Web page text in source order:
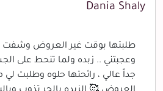
Dania Shaly
طلبتها بوقت غير العروض وشفت
وعجبتني .. زبده ولما تنحط على
جداً عالي ، رائحتها حلوه وطلبت